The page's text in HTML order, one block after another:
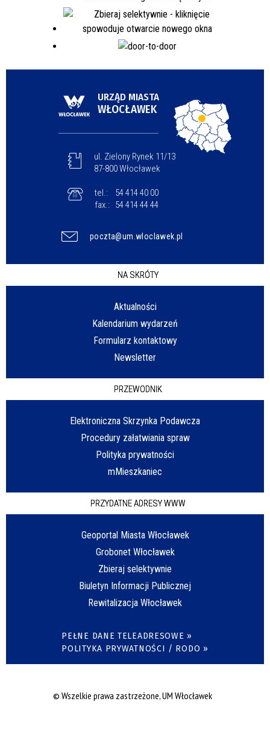
URZĄD MIASTA
WŁOCŁAWEK
ul. Zielony Rynek 11/13
87-800 Włocławek
tel.:
54 414 40 00
fax.:
54 414 44 44
poczta@um.wloclawek.pl
NA SKRÓTY
Aktualności
Kalendarium wydarzeń
Formularz kontaktowy
Newsletter
PRZEWODNIK
Elektroniczna Skrzynka Podawcza
Procedury załatwiania spraw
Polityka prywatności
mMieszkaniec
PRZYDATNE ADRESY WWW
Geoportal Miasta Włocławek
Grobonet Włocławek
Zbieraj selektywnie
Biuletyn Informacji Publicznej
Rewitalizacja Włocławek
PEŁNE DANE TELEADRESOWE »
POLITYKA PRYWATNOŚCI / RODO »
© Wszelkie prawa zastrzeżone, UM Włocławek